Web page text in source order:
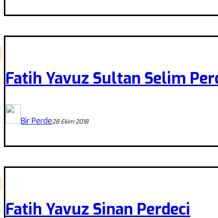
Fatih Yavuz Sultan Selim
Bir Perde28 Ekim 2018
Fatih Yavuz Sinan Perdeci